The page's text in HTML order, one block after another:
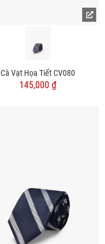
Cà Vạt Họa Tiết CV080
145,000 ₫